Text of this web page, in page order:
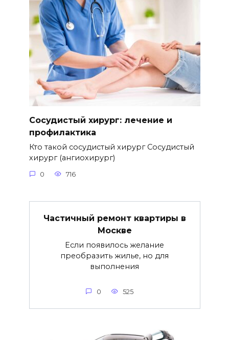
Сосудистый хирург: лечение и
профилактика
Кто такой сосудистый хирург Сосудистый
хирург (ангиохирург)
0 716
Частичный ремонт квартиры в
Москве
Если появилось желание
преобразить жилье, но для
выполнения
0 525